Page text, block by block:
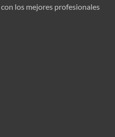
los mejores profesionales